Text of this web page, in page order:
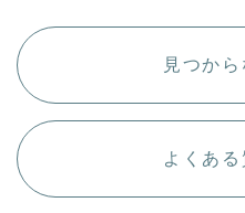
見つか
よくあ